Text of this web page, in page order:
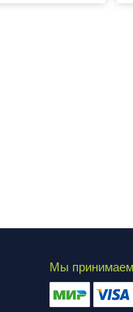
Мы принимаем